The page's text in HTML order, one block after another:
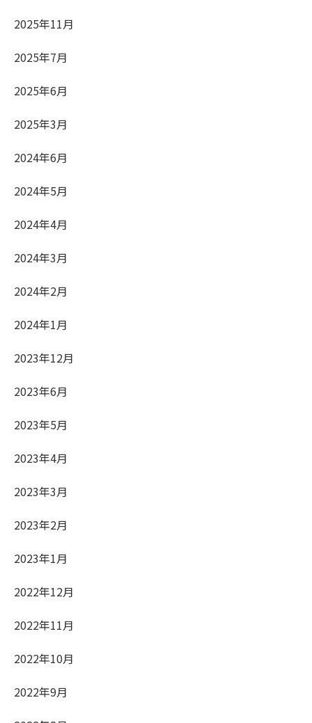
2025年11月
2025年7月
2025年6月
2025年3月
2024年6月
2024年5月
2024年4月
2024年3月
2024年2月
2024年1月
2023年12月
2023年6月
2023年5月
2023年4月
2023年3月
2023年2月
2023年1月
2022年12月
2022年11月
2022年10月
2022年9月